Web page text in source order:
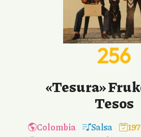
256
«Tesura»
Tesos
Colombia Salsa